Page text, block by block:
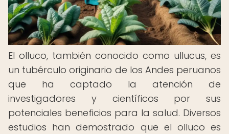
El olluco, también conocido como ullucus, es
un tubérculo originario de los Andes peruanos
que ha captado la atención de
investigadores y científicos por sus
potenciales beneficios para la salud. Diversos
estudios han demostrado que el olluco es